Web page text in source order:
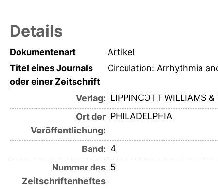
Details
Dokumentenart
Artikel
Titel eines Journals
oder einer Zeitschrift
Circulation: Arrhythmia
Verlag: LIPPINCOTT WILLIAMS &
Ort der
Veröffentlichung:
PHILADELPHIA
Band: 4
Nummer des
Zeitschriftenheftes
5